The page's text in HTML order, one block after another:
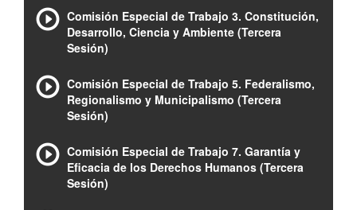
Comisión Especial de Trabajo 3. Constitución,
Desarrollo, Ciencia y Ambiente (Tercera
Sesión)
Comisión Especial de Trabajo 5. Federalismo,
Regionalismo y Municipalismo (Tercera
Sesión)
Comisión Especial de Trabajo 7. Garantía y
Eficacia de los Derechos Humanos (Tercera
Sesión)